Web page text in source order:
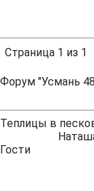
Страница 1 из 1
Форум "Усмань
Теплицы в
Гости